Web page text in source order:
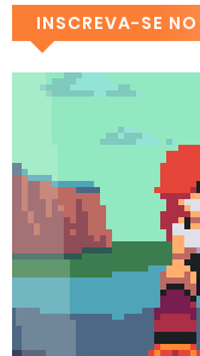
INSCREVA-SE